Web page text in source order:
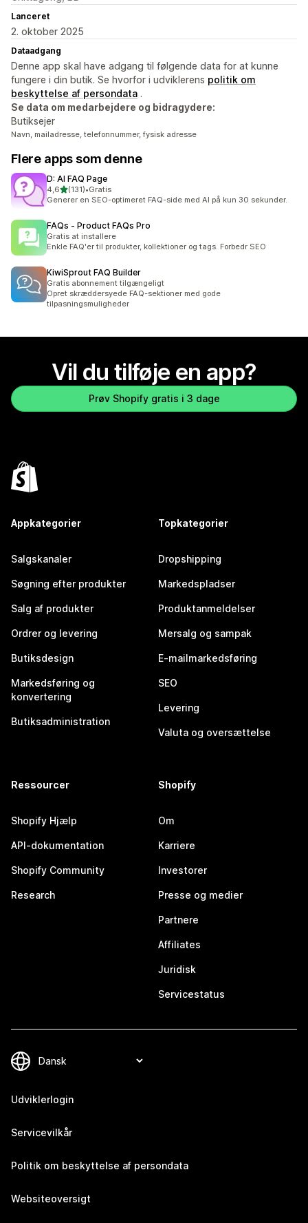
Lanceret
2. oktober 2025
Dataadgang
Denne app skal have adgang til følgende data for at kunne
fungere i din butik. Se hvorfor i udviklerens politik om
beskyttelse af persondata .
Se data om medarbejdere og bidragydere:
Butiksejer
Navn, mailadresse, telefonnummer, fysisk adresse
Flere apps som denne
D: AI FAQ Page
4,6ud af 5 stjerner
(131)
131 anmeldelser i alt
•Gratis
Generer en SEO-optimeret FAQ-side med AI på kun 30 sekunder.
FAQs ‑ Product FAQs Pro
Gratis at installere
Enkle FAQ'er til produkter, kollektioner og tags. Forbedr SEO
KiwiSprout FAQ Builder
Gratis abonnement tilgængeligt
Opret skræddersyede FAQ-sektioner med gode
tilpasningsmuligheder
Vil du tilføje en app?
Prøv Shopify gratis i 3 dage
Appkategorier
Salgskanaler
Søgning efter produkter
Salg af produkter
Ordrer og levering
Butiksdesign
Markedsføring og
konvertering
Butiksadministration
Topkategorier
Dropshipping
Markedspladser
Produktanmeldelser
Mersalg og sampak
E-mailmarkedsføring
SEO
Levering
Valuta og oversættelse
Ressourcer
Shopify Hjælp
API-dokumentation
Shopify Community
Research
Shopify
Om
Karriere
Investorer
Presse og medier
Partnere
Affiliates
Juridisk
Servicestatus
Udviklerlogin
Servicevilkår
Politik om beskyttelse af persondata
Websiteoversigt